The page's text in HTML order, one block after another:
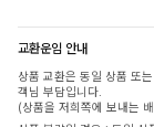
교환운임 안내
상품 교환은 동일 상품 또
객님 부담입니다.
(상품을 저희쪽에 보내는